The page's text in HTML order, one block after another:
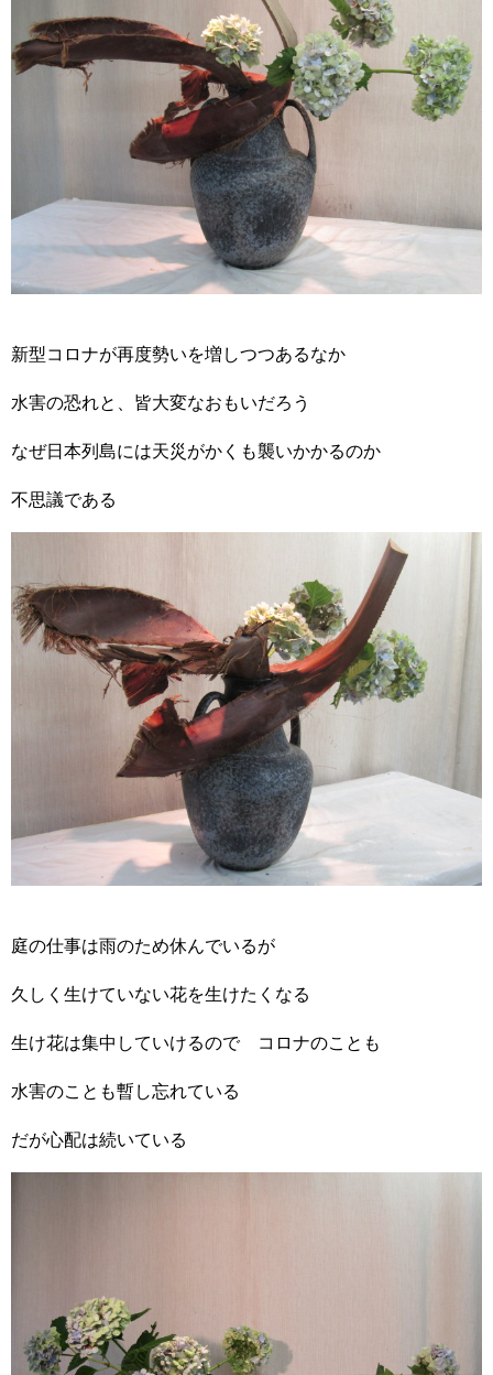
新型コロナが再度勢いを増しつつあるなか
水害の恐れと、皆大変なおもいだろう
なぜ日本列島には天災がかくも襲いかかるのか
不思議である
庭の仕事は雨のため休んでいるが
久しく生けていない花を生けたくなる
生け花は集中していけるので コロナのことも
水害のことも暫し忘れている
だが心配は続いている